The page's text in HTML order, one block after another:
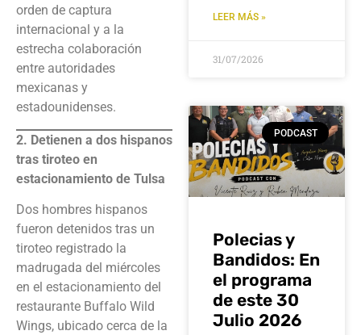
orden de captura
internacional y a la
estrecha colaboración
entre autoridades
mexicanas y
estadounidenses.
2. Detienen a dos hispanos
tras tiroteo en
estacionamiento de Tulsa
Dos hombres hispanos
fueron detenidos tras un
tiroteo registrado la
madrugada del miércoles
en el estacionamiento del
restaurante Buffalo Wild
Wings, ubicado cerca de la
LEER MÁS »
31/07/2026
PODCAST
Polecias y
Bandidos: En
el programa
de este 30
Julio 2026